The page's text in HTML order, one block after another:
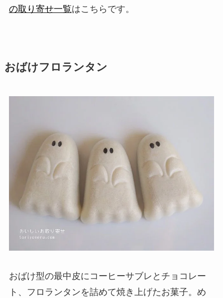
の取り寄せ一覧はこちらです。
おばけフロランタン
おばけ型の最中皮にコーヒーサブレとチョコレー
ト、フロランタンを詰めて焼き上げたお菓子。め